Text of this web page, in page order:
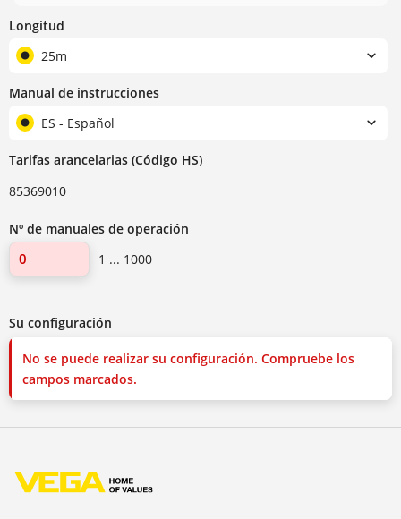
Longitud
25m
Manual de instrucciones
ES - Español
Tarifas arancelarias (Código HS)
85369010
Nº de manuales de operación
1 ... 1000
Su configuración
No se puede realizar su configuración. Compruebe los
campos marcados.